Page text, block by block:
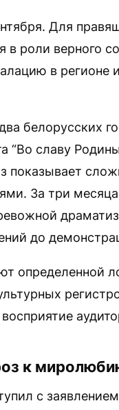
Для
в роли верного
в регионе
белорусских
“Во славу
показывает
За три
до
определенной
к
с